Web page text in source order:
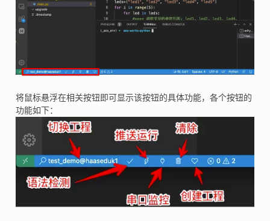
将鼠标悬浮在相关按钮即可显示该按钮的具体功能，各个按钮的
功能如下：